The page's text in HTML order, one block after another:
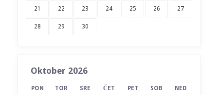
21 22 23 24 25 26 27
28 29 30
Oktober 2026
PON TOR SRE ČET PET SOB NED